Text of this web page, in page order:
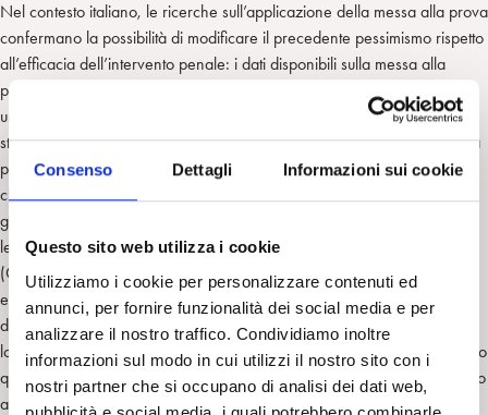
Consenso Dettagli Informazioni sui cookie
Questo sito web utilizza i cookie
Utilizziamo i cookie per personalizzare contenuti ed
annunci, per fornire funzionalità dei social media e per
analizzare il nostro traffico. Condividiamo inoltre
informazioni sul modo in cui utilizzi il nostro sito con i
nostri partner che si occupano di analisi dei dati web,
Nel contesto italiano, le ricerche sull’applicazione della messa alla prova
confermano la possibilità di modificare il precedente pessimismo rispetto
all’efficacia dell’intervento penale: i dati disponibili sulla messa alla
prova indicano che l’81.9% dei progetti trattamentali si concludono con
un esito positivo (Mordeglia, Piras2011), dato che risulta abbastanza
stabile nell’ultimo decennio con un lieve aumento nella tendenza storica
per quanto riguarda le pronunce favorevoli (+1.2%; Bartolini, 2011) e
che mostra l’efficacia di questo tipo di misura, nonostante la discutibilità
giuridica della sua formulazione, che in qualche modo rischia di ridurre
le garanzie del minore, che per certi aspetti rinuncia al diritto di difesa
(Cesari, 2011). Vi è inoltre una riduzione del numero di condanne a
esito di messa alla prova non favorevolmente concluse, che passano
dall’8.9% del 2008 al 6%. Sebbene non siano presenti ancora studi
longitudinali di follow-up che consentirebbero di stimare in modo preciso
quanti ragazzi a seguito di una messa alla prova favorevole commettono
altri reati, un dato incoraggiante da questo punto di vista è relativo al